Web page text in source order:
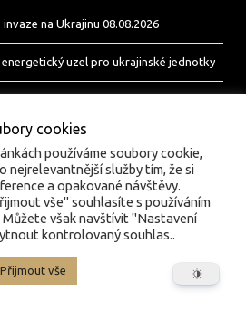
na Ukrajinu 08.08.2026
energetický uzel pro ukrajinské jednotky
Jan Tofl, Plzeň | ISSN 3029-
6420
cookies
používáme soubory cookie,
nejrelevantnější služby tím, že si
a opakované návštěvy.
vše" souhlasíte s používáním
Můžete však navštívit "Nastavení
kontrolovaný souhlas..
Přijmout vše